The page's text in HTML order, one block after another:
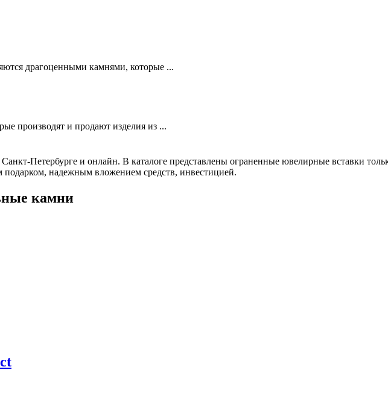
драгоценными камнями, которые ...
производят и продают изделия из ...
Петербурге и онлайн. В каталоге представлены ограненные ювелирные вставки
надежным вложением средств, инвестицией.
камни